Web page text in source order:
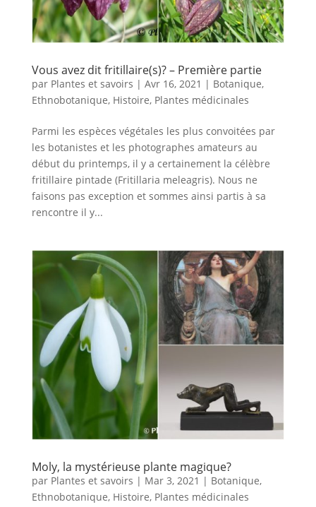
Vous avez dit fritillaire(s)? – Première partie
par Plantes et savoirs | Avr 16, 2021 | Botanique,
Ethnobotanique, Histoire, Plantes médicinales
Parmi les espèces végétales les plus convoitées par
les botanistes et les photographes amateurs au
début du printemps, il y a certainement la célèbre
fritillaire pintade (Fritillaria meleagris). Nous ne
faisons pas exception et sommes ainsi partis à sa
rencontre il y...
Moly, la mystérieuse plante magique?
par Plantes et savoirs | Mar 3, 2021 | Botanique,
Ethnobotanique, Histoire, Plantes médicinales